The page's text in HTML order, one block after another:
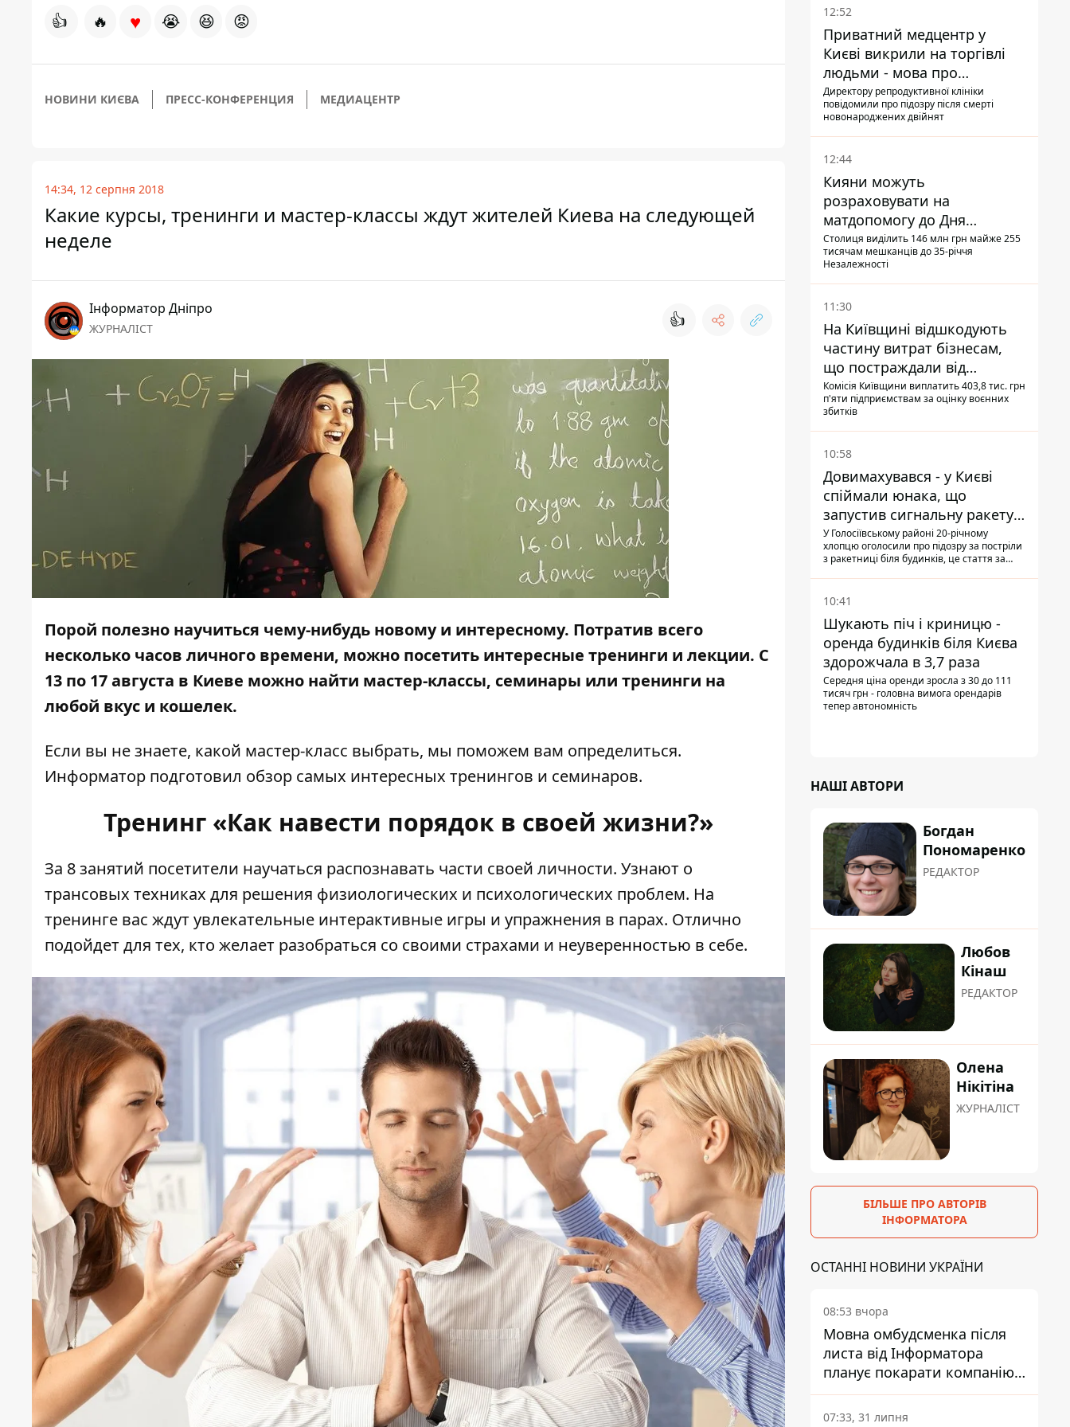
👍 🔥 ♥ 😭 😆 😡
НОВИНИ КИЄВА ПРЕСС-КОНФЕРЕНЦИЯ МЕДИАЦЕНТР
14:34, 12 серпня 2018
Какие курсы, тренинги и мастер-классы ждут жителей Киева на следующей
неделе
Інформатор Дніпро
ЖУРНАЛІСТ 👍
Порой полезно научиться чему-нибудь новому и интересному. Потратив всего
несколько часов личного времени, можно посетить интересные тренинги и лекции. С
13 по 17 августа в Киеве можно найти мастер-классы, семинары или тренинги на
любой вкус и кошелек.
Если вы не знаете, какой мастер-класс выбрать, мы поможем вам определиться.
Информатор подготовил обзор самых интересных тренингов и семинаров.
Тренинг «Как навести порядок в своей жизни?»
За 8 занятий посетители научаться распознавать части своей личности. Узнают о
трансовых техниках для решения физиологических и психологических проблем. На
тренинге вас ждут увлекательные интерактивные игры и упражнения в парах. Отлично
подойдет для тех, кто желает разобраться со своими страхами и неуверенностью в себе.
12:52
Приватний медцентр у
Києві викрили на торгівлі
людьми - мова про
сурогатне материнство
Директору репродуктивної клініки
повідомили про підозру після смерті
новонароджених двійнят
12:44
Кияни можуть
розраховувати на
матдопомогу до Дня
незалежності - кому її
дадуть
Столиця виділить 146 млн грн майже 255
тисячам мешканців до 35-річчя
Незалежності
11:30
На Київщині відшкодують
частину витрат бізнесам,
що постраждали від
прильотів ракет
Комісія Київщини виплатить 403,8 тис. грн
п'яти підприємствам за оцінку воєнних
збитків
10:58
Довимахувався - у Києві
спіймали юнака, що
запустив сигнальну ракету,
аби потішити дівчат
У Голосіївському районі 20-річному
хлопцю оголосили про підозру за постріли
з ракетниці біля будинків, це стаття за
10:41
Шукають піч і криницю -
оренда будинків біля Києва
здорожчала в 3,7 раза
Середня ціна оренди зросла з 30 до 111
тисяч грн - головна вимога орендарів
тепер автономність
НАШІ АВТОРИ
Богдан
Пономаренко
РЕДАКТОР
Любов
Кінаш
РЕДАКТОР
Олена
Нікітіна
ЖУРНАЛІСТ
БІЛЬШЕ ПРО АВТОРІВ
ІНФОРМАТОРА
ОСТАННІ НОВИНИ УКРАЇНИ
08:53 вчора
Мовна омбудсменка після
листа від Інформатора
планує покарати компанію-
підрядника ПриватБанку
07:33, 31 липня